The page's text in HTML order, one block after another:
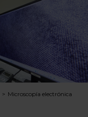
Microscopía electrónica